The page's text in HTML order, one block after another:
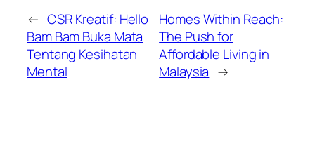
← CSR Kreatif: Hello
Bam Bam Buka Mata
Tentang Kesihatan
Mental
Homes Within Reach:
The Push for
Affordable Living in
Malaysia →